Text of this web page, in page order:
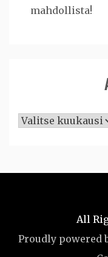
mahdollista!
Arkistot
All
Proudly powered